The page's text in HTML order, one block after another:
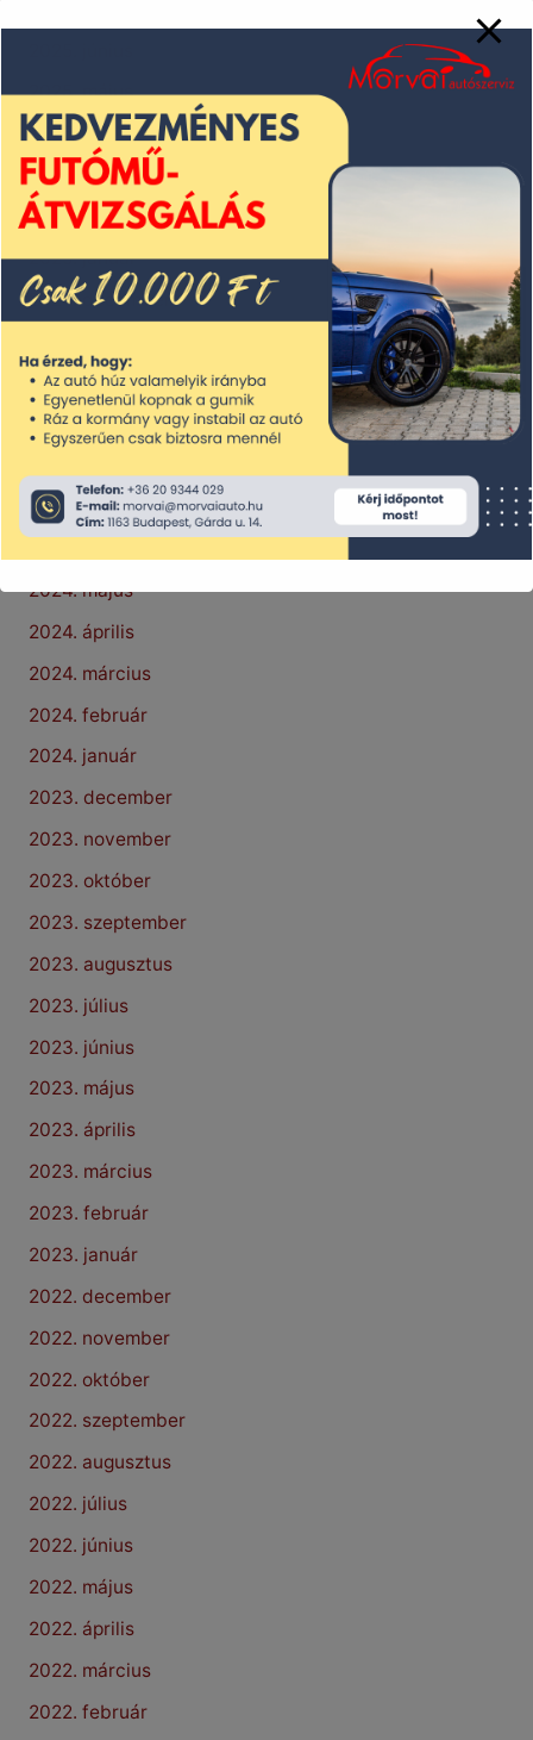
2025. május
2025. április
2025. március
2025. február
2025. január
2024. december
2024. október
2024. szeptember
2024. július
2024. május
2024. április
2024. március
2024. február
2024. január
2023. december
2023. november
2023. október
2023. szeptember
2023. augusztus
2023. július
2023. június
2023. május
2023. április
2023. március
2023. február
2023. január
2022. december
2022. november
2022. október
2022. szeptember
2022. augusztus
2022. július
2022. június
2022. május
2022. április
2022. március
2022. február